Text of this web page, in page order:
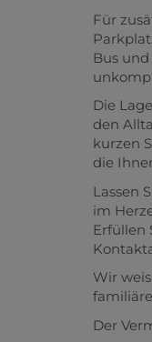
Für
Bus
Die
den
kurzen
die
Lassen
im
Erfüllen
Wir
Der